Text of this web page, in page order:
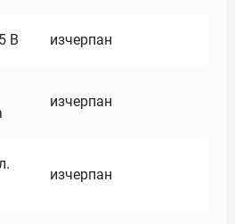
В изчерпан
изчерпан
изчерпан